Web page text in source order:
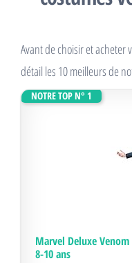
Avant de choisir et acheter
détail les 10 meilleurs de
NOTRE TOP N° 1
Marvel Deluxe Venom
8-10 ans